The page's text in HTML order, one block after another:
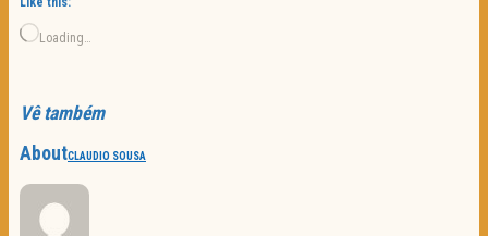
Loading…
Vê também
AboutCLAUDIO SOUSA